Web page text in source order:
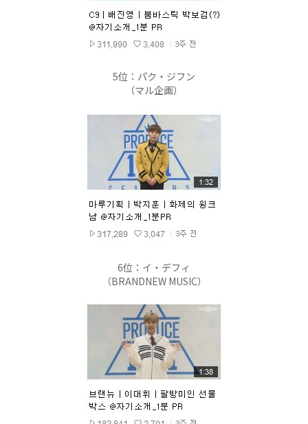
5位：パク・ジフン
（マル企画）
6位：イ・デフィ
（BRANDNEW MUSIC）